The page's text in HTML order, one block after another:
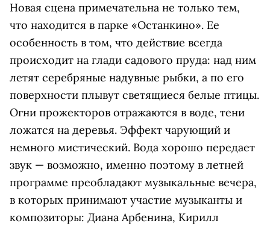
Новая сцена примечательна не только тем,
что находится в парке «Останкино». Ее
особенность в том, что действие всегда
происходит на глади садового пруда: над ним
летят серебряные надувные рыбки, а по его
поверхности плывут светящиеся белые птицы.
Огни прожекторов отражаются в воде, тени
ложатся на деревья. Эффект чарующий и
немного мистический. Вода хорошо передает
звук — возможно, именно поэтому в летней
программе преобладают музыкальные вечера,
в которых принимают участие музыканты и
композиторы: Диана Арбенина, Кирилл